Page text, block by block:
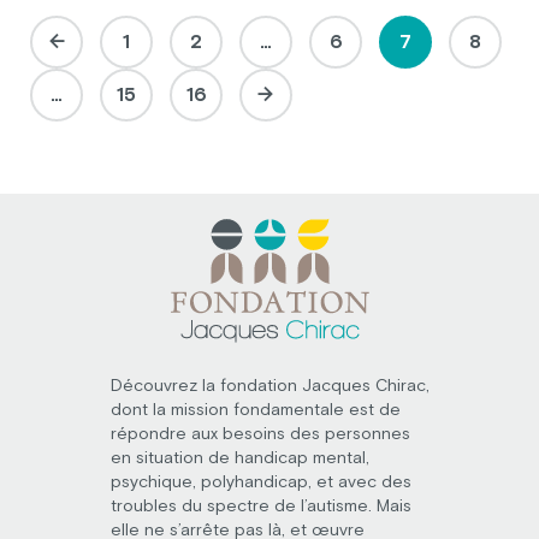
1 2 … 6 7 8
… 15 16
Découvrez la fondation Jacques Chirac,
dont la mission fondamentale est de
répondre aux besoins des personnes
en situation de handicap mental,
psychique, polyhandicap, et avec des
troubles du spectre de l’autisme. Mais
elle ne s’arrête pas là, et œuvre